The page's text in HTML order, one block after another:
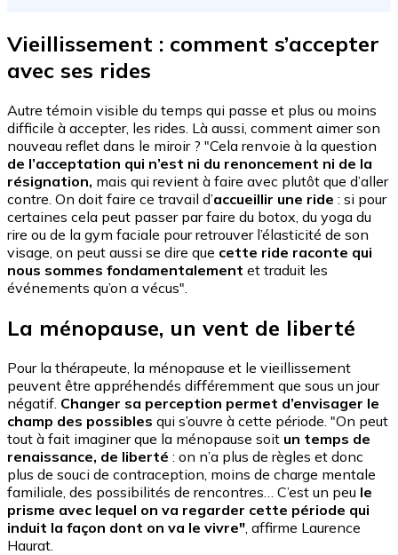
Vieillissement : comment s’accepter
avec ses rides
Autre témoin visible du temps qui passe et plus ou moins
difficile à accepter, les rides. Là aussi, comment aimer son
nouveau reflet dans le miroir ? "Cela renvoie à la question
de l’acceptation qui n’est ni du renoncement ni de la
résignation, mais qui revient à faire avec plutôt que d’aller
contre. On doit faire ce travail d’accueillir une ride : si pour
certaines cela peut passer par faire du botox, du yoga du
rire ou de la gym faciale pour retrouver l’élasticité de son
visage, on peut aussi se dire que cette ride raconte qui
nous sommes fondamentalement et traduit les
événements qu’on a vécus".
La ménopause, un vent de liberté
Pour la thérapeute, la ménopause et le vieillissement
peuvent être appréhendés différemment que sous un jour
négatif. Changer sa perception permet d’envisager le
champ des possibles qui s’ouvre à cette période. "On peut
tout à fait imaginer que la ménopause soit un temps de
renaissance, de liberté : on n’a plus de règles et donc
plus de souci de contraception, moins de charge mentale
familiale, des possibilités de rencontres… C’est un peu le
prisme avec lequel on va regarder cette période qui
induit la façon dont on va le vivre" , affirme Laurence
Haurat.